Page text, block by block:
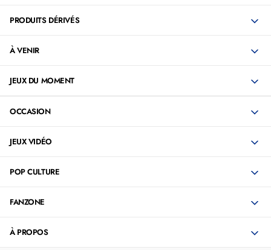
PRODUITS DÉRIVÉS
À VENIR
JEUX DU MOMENT
OCCASION
JEUX VIDÉO
POP CULTURE
FANZONE
À PROPOS